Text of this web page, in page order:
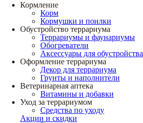
Кормление
Корм
Кормушки и поилки
Обустройство террариума
Террариумы и фаунариумы
Обогреватели
Аксессуары для обустройства
Оформление террариума
Декор для террариума
Грунты и наполнители
Ветеринарная аптека
Витамины и добавки
Уход за террариумом
Средства по уходу
Акции и скидки